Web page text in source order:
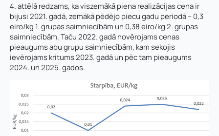
4. attēlā redzams, ka viszemākā piena realizācijas cena ir
bijusi 2021. gadā, zemākā pēdējo piecu gadu periodā – 0,3
eiro/kg 1. grupas saimniecībām un 0,38 eiro/kg 2. grupas
saimniecībām. Taču 2022. gadā novērojams cenas
pieaugums abu grupu saimniecībām, kam sekojis
ievērojams kritums 2023. gadā un pēc tam pieaugums
2024. un 2025. gados.